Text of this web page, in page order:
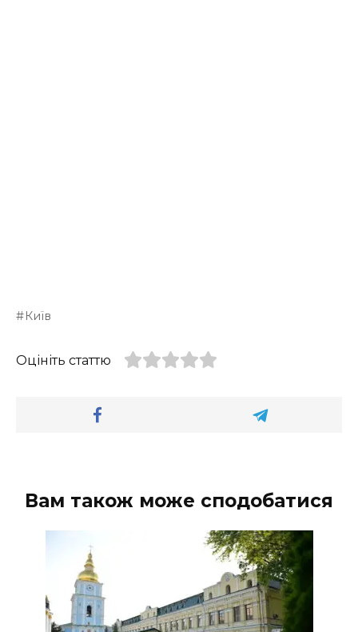
Київ
Оцініть статтю
Вам також може сподобатися